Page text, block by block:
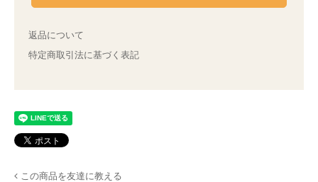
返品について
特定商取引法に基づく表記
この商品を友達に教える